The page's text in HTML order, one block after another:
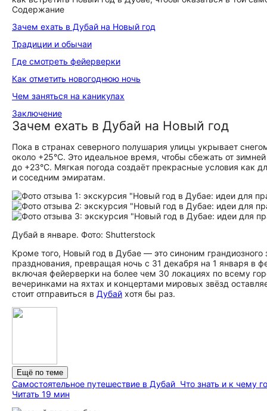
Содержание
Зачем ехать в Дубай на Новый год
Традиции и обычаи
Где смотреть фейерверки
Как отметить новогоднюю ночь
Чем заняться на каникулах
Заключение
Зачем ехать в Дубай на Новый год
Пока в странах северного полушария улицы укрывает
около +25°C. Это идеальное время, чтобы сбежать от
до +23°C. Мягкая погода создаёт прекрасные условия как
и соседним эмиратам.
Дубай в январе. Фото: Shutterstock
Кроме того, Новый год в Дубае — это синоним
празднования, превращая ночь с 31 декабря на 1 января в
включая фейерверки на более чем 30 локациях по всему
вечеринками на яхтах и концертами мировых звёзд
стоит отправиться в Дубай хотя бы раз.
Ещё по теме
Самостоятельное путешествие в Дубай Что знать и к чему
Читать 19 мин